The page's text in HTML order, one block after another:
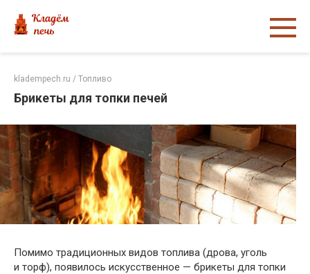
контенту
kladempech.ru / Топливо
Брикеты для топки печей
Помимо традиционных видов топлива (дрова, уголь
и торф), появилось искусственное — брикеты для топки